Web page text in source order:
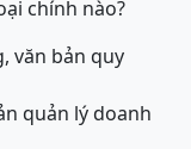
chính nào?
văn bản quy
quản lý doanh